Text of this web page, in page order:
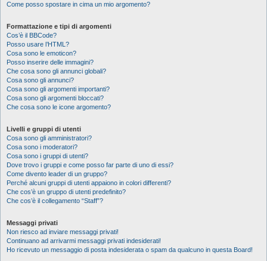
Come posso spostare in cima un mio argomento?
Formattazione e tipi di argomenti
Cos’è il BBCode?
Posso usare l’HTML?
Cosa sono le emoticon?
Posso inserire delle immagini?
Che cosa sono gli annunci globali?
Cosa sono gli annunci?
Cosa sono gli argomenti importanti?
Cosa sono gli argomenti bloccati?
Che cosa sono le icone argomento?
Livelli e gruppi di utenti
Cosa sono gli amministratori?
Cosa sono i moderatori?
Cosa sono i gruppi di utenti?
Dove trovo i gruppi e come posso far parte di uno di essi?
Come divento leader di un gruppo?
Perché alcuni gruppi di utenti appaiono in colori differenti?
Che cos’è un gruppo di utenti predefinito?
Che cos’è il collegamento “Staff”?
Messaggi privati
Non riesco ad inviare messaggi privati!
Continuano ad arrivarmi messaggi privati indesiderati!
Ho ricevuto un messaggio di posta indesiderata o spam da qualcuno in questa Board!